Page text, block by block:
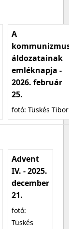
A
áldozatainak
emléknapja -
2026. február
25.
fotó: Tüskés Tibor
Advent
IV. - 2025.
december
21.
fotó:
Tüskés